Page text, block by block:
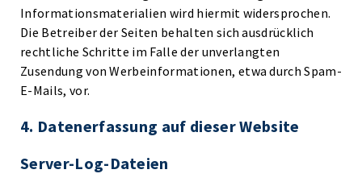
Informationsmaterialien wird hiermit widersprochen.
Die Betreiber der Seiten behalten sich ausdrücklich
rechtliche Schritte im Falle der unverlangten
Zusendung von Werbeinformationen, etwa durch Spam-
E-Mails, vor.
4. Datenerfassung auf dieser Website
Server-Log-Dateien